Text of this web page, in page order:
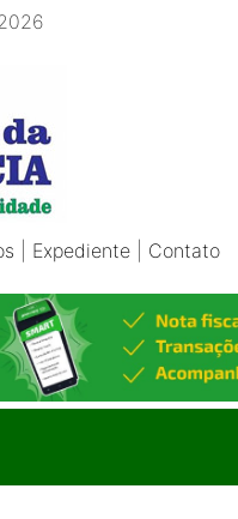
Expediente Contato